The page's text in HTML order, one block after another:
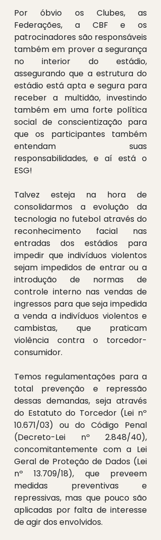
Por óbvio os Clubes, as
Federações, a CBF e os
patrocinadores são responsáveis
também em prover a segurança
no interior do estádio,
assegurando que a estrutura do
estádio está apta e segura para
receber a multidão, investindo
também em uma forte política
social de conscientização para
que os participantes também
entendam suas
responsabilidades, e aí está o
ESG!
Talvez esteja na hora de
consolidarmos a evolução da
tecnologia no futebol através do
reconhecimento facial nas
entradas dos estádios para
impedir que indivíduos violentos
sejam impedidos de entrar ou a
introdução de normas de
controle interno nas vendas de
ingressos para que seja impedida
a venda a indivíduos violentos e
cambistas, que praticam
violência contra o torcedor-
consumidor.
Temos regulamentações para a
total prevenção e repressão
dessas demandas, seja através
do Estatuto do Torcedor (Lei nº
10.671/03) ou do Código Penal
(Decreto-Lei nº 2.848/40),
concomitantemente com a Lei
Geral de Proteção de Dados (Lei
nº 13.709/18), que preveem
medidas preventivas e
repressivas, mas que pouco são
aplicadas por falta de interesse
de agir dos envolvidos.